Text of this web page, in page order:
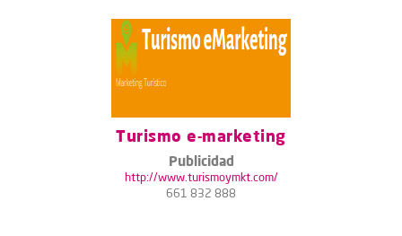
Turismo e-marketing
Publicidad
http://www.turismoymkt.com/
661 832 888